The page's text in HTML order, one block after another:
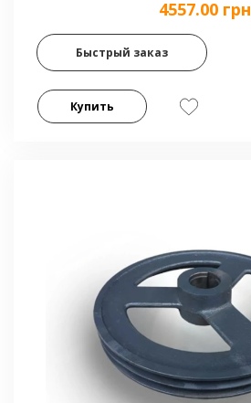
4557.00 грн
Быстрый заказ
Купить